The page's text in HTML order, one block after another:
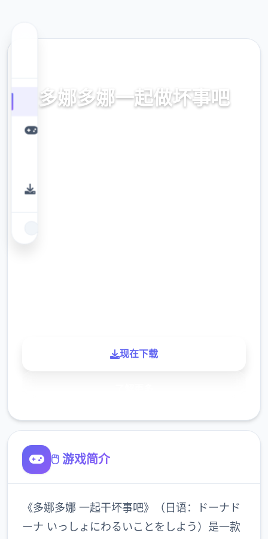
多娜多娜一起做坏事吧
官方中文，中文下载，中文入口，官网入口，
现在下载
🖱️ 游戏简介
《多娜多娜 一起干坏事吧》（日语：ドーナド
ーナ いっしょにわるいことをしよう）是一款